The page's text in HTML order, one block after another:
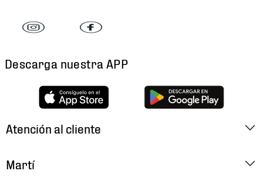
Descarga nuestra APP
Atención al cliente
Martí